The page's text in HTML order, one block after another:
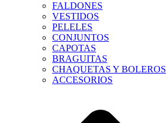
FALDONES
VESTIDOS
PELELES
CONJUNTOS
CAPOTAS
BRAGUITAS
CHAQUETAS Y BOLEROS
ACCESORIOS